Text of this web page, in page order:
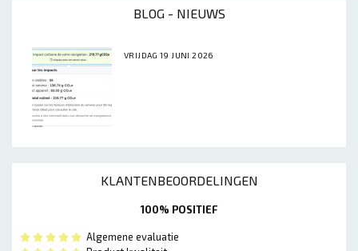
BLOG - NIEUWS
VRIJDAG 19 JUNI 2026
KLANTENBEOORDELINGEN
100% POSITIEF
Algemene evaluatie